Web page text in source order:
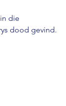
die
dood gevind.